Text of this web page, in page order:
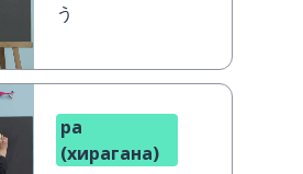
う
ра
(хирагана)